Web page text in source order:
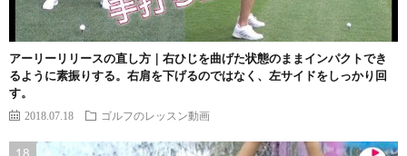
アーリーリリースの直し方｜右ひじを曲げた状態のままインパクトでき
るように素振りする。右肩を下げるのではなく、左サイドをしっかり回
す。
2018.07.18 ゴルフのレッスン動画